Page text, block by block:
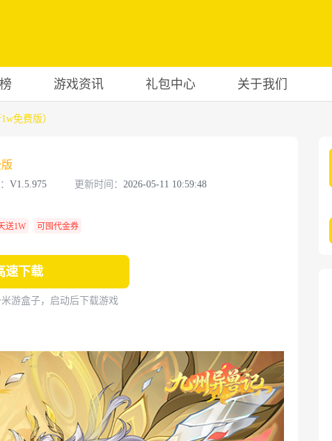
游戏资讯 礼包中心 关于我们
免费版）
V1.5.975 更新时间： 2026-05-11 10:59:48
送1W 可囤代金券
速下载
游盒子，启动后下载游戏